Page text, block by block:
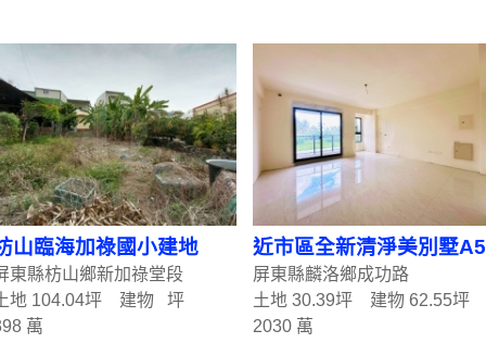
山臨海加祿國小建地
東縣枋山鄉新加祿堂段
地 104.04坪 建物 坪
萬
近市區全新清淨美別墅A5
屏東縣麟洛鄉成功路
土地 30.39坪 建物 62.55坪
2030 萬